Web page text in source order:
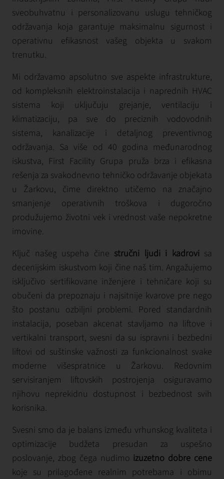
sveobuhvatnu i personalizovanu uslugu tehničkog
održavanja koja garantuje maksimalnu sigurnost i
operativnu efikasnost vašeg objekta u svakom
trenutku.
Mi održavamo apsolutno sve aspekte infrastrukture,
od kompleksnih elektroinstalacija i naprednih HVAC
sistema koji uključuju grejanje, ventilaciju i
klimatizaciju, pa sve do preciznih vodovodnih
sistema, kanalizacije i detaljnog preventivnog
održavanja. Sa više od 40 godina međunarodnog
iskustva, First Facility Grupa pruža brza i efikasna
rešenja za svakodnevno tehničko održavanje objekata
u Žarkovu, čime direktno utičemo na značajno
smanjenje operativnih troškova i dugoročno
produžujemo životni vek i vrednost vaše nepokretne
imovine.
Ključ našeg uspeha čine stručni ljudi i kadrovi sa
decenijskim iskustvom koji čine naš tim. Angažujemo
isključivo sertifikovane inženjere i tehničare koji su
obučeni da prepoznaju i najsitnije kvarove pre nego
što postanu ozbiljni problemi. Pored standardnih
instalacija, poseban akcenat stavljamo na liftove i
vertikalni transport, svesni da su ispravni i bezbedni
liftovi od suštinske važnosti za funkcionalnost svake
moderne višespratnice u Žarkovu. Redovnim
servisiranjem liftovskih postrojenja osiguravamo
njihovu neprekidnu dostupnost i bezbednost svih
korisnika.
Svesni smo da je balans između vrhunskog kvaliteta i
optimizacije budžeta presudan za uspešno
poslovanje, zbog čega nudimo izuzetno dobre cene
koje su prilagođene realnim potrebama i obimu